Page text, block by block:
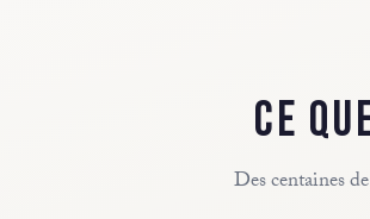
CE
Des centaines